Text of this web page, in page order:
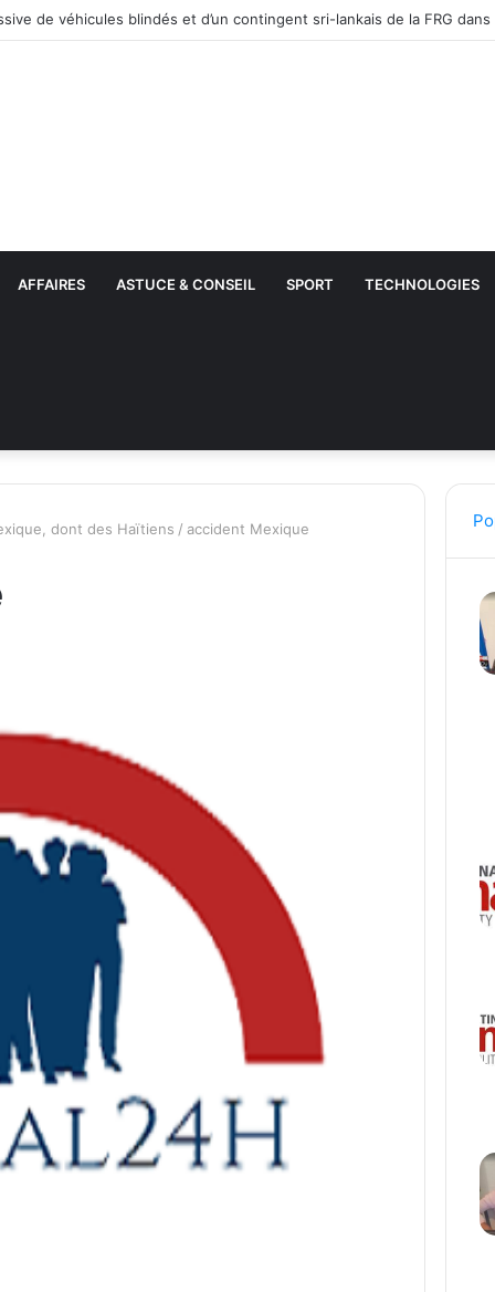
AFFAIRES ASTUCE & CONSEIL SPORT TECHNOLOGIES
dont des Haïtiens / accident Mexique